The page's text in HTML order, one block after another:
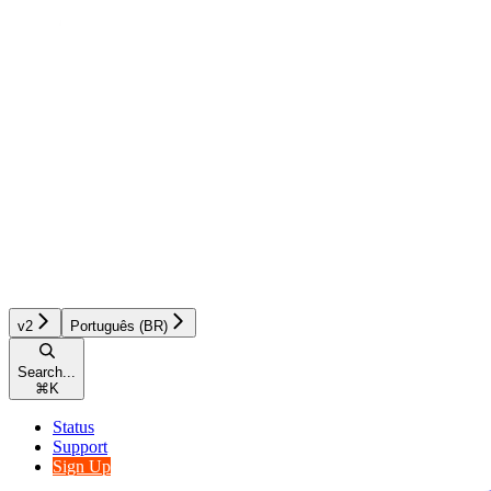
v2 Português (BR)
Search...
⌘ K
Status
Support
Sign Up